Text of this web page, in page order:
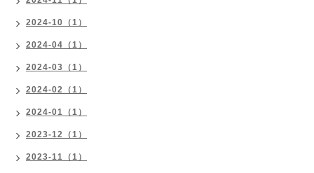
2024-10（1）
2024-04（1）
2024-03（1）
2024-02（1）
2024-01（1）
2023-12（1）
2023-11（1）